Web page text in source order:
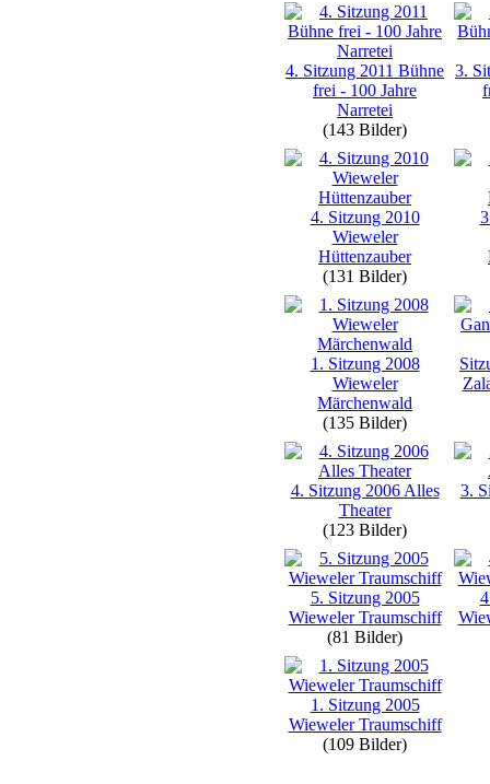
4. Sitzung 2011 Bühne
frei - 100 Jahre
Narretei
(143 Bilder)
3.
4. Sitzung 2010
Wieweler
Hüttenzauber
(131 Bilder)
1. Sitzung 2008
Wieweler
Märchenwald
(135 Bilder)
4. Sitzung 2006 Alles
Theater
(123 Bilder)
3.
5. Sitzung 2005
Wieweler Traumschiff
(81 Bilder)
1. Sitzung 2005
Wieweler Traumschiff
(109 Bilder)